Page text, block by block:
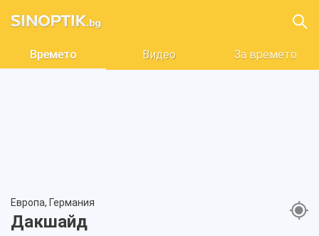
Времето Видео За времето
Европа, Германия
Дакшайд